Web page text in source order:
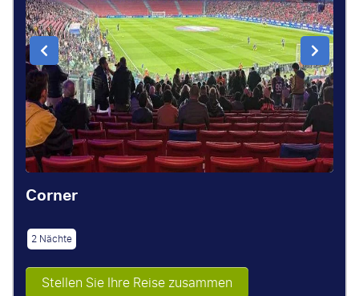
Corner
2 Nächte
Stellen Sie Ihre Reise zusammen